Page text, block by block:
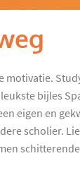
motivatie.
bijles
eigen en
scholier.